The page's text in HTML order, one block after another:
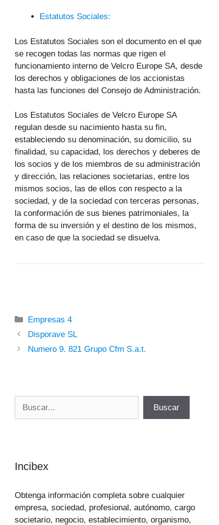
Estatutos Sociales:
Los Estatutos Sociales son el documento en el que
se recogen todas las normas que rigen el
funcionamiento interno de Velcro Europe SA, desde
los derechos y obligaciones de los accionistas
hasta las funciones del Consejo de Administración.
Los Estatutos Sociales de Velcro Europe SA
regulan desde su nacimiento hasta su fin,
estableciendo su denominación, su domicilio, su
finalidad, su capacidad, los derechos y deberes de
los socios y de los miembros de su administración
y dirección, las relaciones societarias, entre los
mismos socios, las de ellos con respecto a la
sociedad, y de la sociedad con terceras personas,
la conformación de sus bienes patrimoniales, la
forma de su inversión y el destino de los mismos,
en caso de que la sociedad se disuelva.
Categorías
Empresas 4
Disporave SL
Numero 9. 821 Grupo Cfm S.a.t.
Buscar
Incibex
Obtenga información completa sobre cualquier
empresa, sociedad, profesional, autónomo, cargo
societario, negocio, establecimiento, organismo,